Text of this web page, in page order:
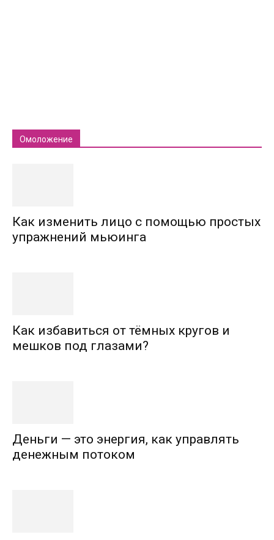
Омоложение
Как изменить лицо с помощью простых
упражнений мьюинга
Как избавиться от тёмных кругов и
мешков под глазами?
Деньги — это энергия, как управлять
денежным потоком